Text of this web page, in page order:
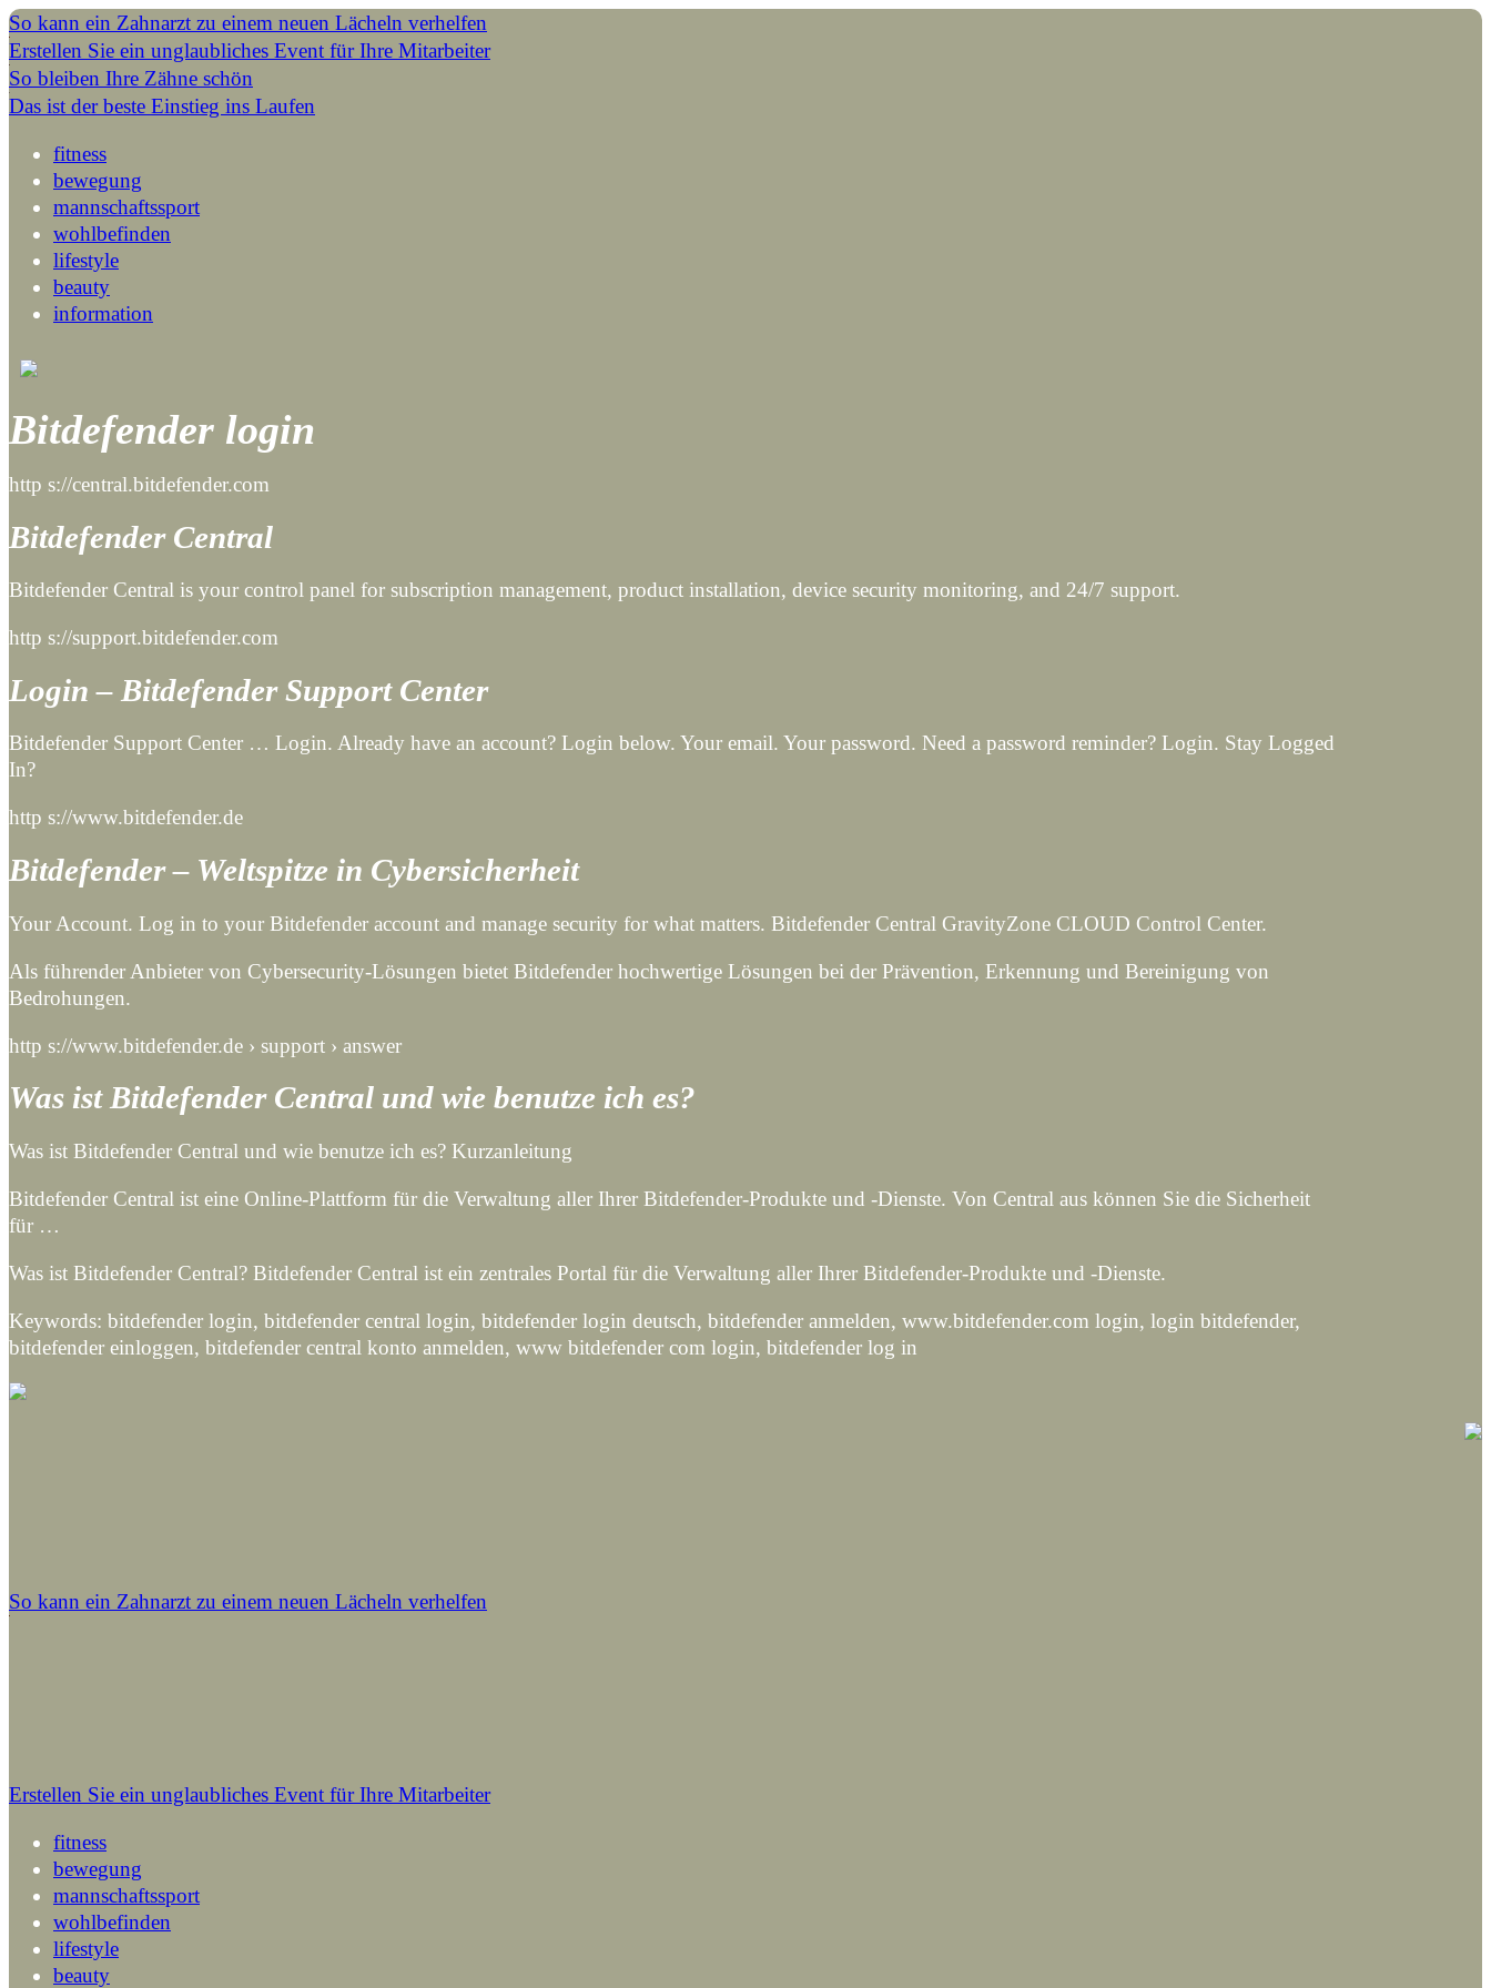
So kann ein Zahnarzt zu einem neuen Lächeln verhelfen
Erstellen Sie ein unglaubliches Event für Ihre Mitarbeiter
So bleiben Ihre Zähne schön
Das ist der beste Einstieg ins Laufen
fitness
bewegung
mannschaftssport
wohlbefinden
lifestyle
beauty
information
Bitdefender login
http s://central.bitdefender.com
Bitdefender Central
Bitdefender Central is your control panel for subscription management, product installation, device security monitoring, and 24/7 support.
http s://support.bitdefender.com
Login – Bitdefender Support Center
Bitdefender Support Center … Login. Already have an account? Login below. Your email. Your password. Need a password reminder? Login. Stay Logged
In?
http s://www.bitdefender.de
Bitdefender – Weltspitze in Cybersicherheit
Your Account. Log in to your Bitdefender account and manage security for what matters. Bitdefender Central GravityZone CLOUD Control Center.
Als führender Anbieter von Cybersecurity-Lösungen bietet Bitdefender hochwertige Lösungen bei der Prävention, Erkennung und Bereinigung von
Bedrohungen.
http s://www.bitdefender.de › support › answer
Was ist Bitdefender Central und wie benutze ich es?
Was ist Bitdefender Central und wie benutze ich es? Kurzanleitung
Bitdefender Central ist eine Online-Plattform für die Verwaltung aller Ihrer Bitdefender-Produkte und -Dienste. Von Central aus können Sie die Sicherheit
für …
Was ist Bitdefender Central? Bitdefender Central ist ein zentrales Portal für die Verwaltung aller Ihrer Bitdefender-Produkte und -Dienste.
Keywords: bitdefender login, bitdefender central login, bitdefender login deutsch, bitdefender anmelden, www.bitdefender.com login, login bitdefender,
bitdefender einloggen, bitdefender central konto anmelden, www bitdefender com login, bitdefender log in
So kann ein Zahnarzt zu einem neuen Lächeln verhelfen
Erstellen Sie ein unglaubliches Event für Ihre Mitarbeiter
fitness
bewegung
mannschaftssport
wohlbefinden
lifestyle
beauty